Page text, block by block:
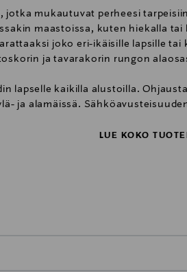
mukautuvat perheesi
maastoissa, kuten hiekalla tai
joko eri-ikäisille lapsille tai
ja tavarakorin rungon
lapselle kaikilla alustoilla.
ja alamäissä.
on helppokäyttöinen
Työntöaisa säätyy
LUE KOKO